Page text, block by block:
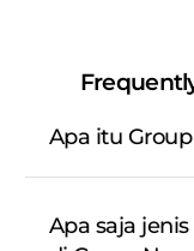
Apa itu
Apa saja